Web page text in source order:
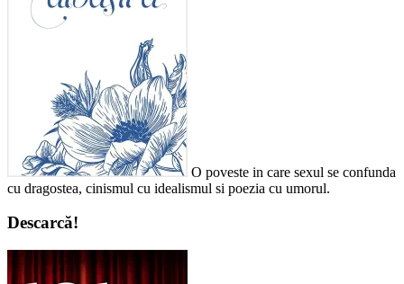
O poveste in care sexul se confunda
cu dragostea, cinismul cu idealismul si poezia cu umorul.
Descarcă!